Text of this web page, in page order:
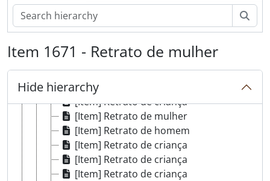
Item 1671 - Retrato de mulher
Hide hierarchy
[Item] Retrato de mulher
[Item] Retrato de mulher
[Item] Retrato de aluno universitário
[Item] Retrato de criança
[Item] Retrato de mulher com vestuário regional
[Item] Retrato de mulher com vestuário regional
[Item] Retrato de criança
[Item] Retrato de mulher
[Item] Retrato de homem
[Item] Retrato de criança
[Item] Retrato de criança
[Item] Retrato de criança